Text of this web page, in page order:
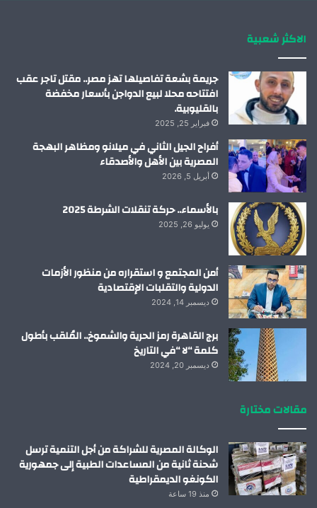
م
الاكثر شعبية
جريمة بشعة تفاصيلها تهز مصر.. مقتل تاجر عقب
افتتاحه محلا لبيع الدواجن بأسعار مخفضة
بالقليوبية.
فبراير 25, 2025
أفراح الجيل الثاني في ميلانو ومظاهر البهجة
المصرية بين الأهل والأصدقاء
أبريل 5, 2026
بالأسماء.. حركة تنقلات الشرطة 2025
يوليو 26, 2025
أمن المجتمع و استقراره من منظور الأزمات
الدولية والتقلبات الإقتصادية
ديسمبر 14, 2024
برج القاهرة رمز الحرية والشموخ.. المُلقب بأطول
كلمة “لا “في التاريخ
ديسمبر 20, 2024
مقالات مختارة
الوكالة المصرية للشراكة من أجل التنمية ترسل
شحنة ثانية من المساعدات الطبية إلى جمهورية
الكونغو الديمقراطية
منذ 19 ساعة